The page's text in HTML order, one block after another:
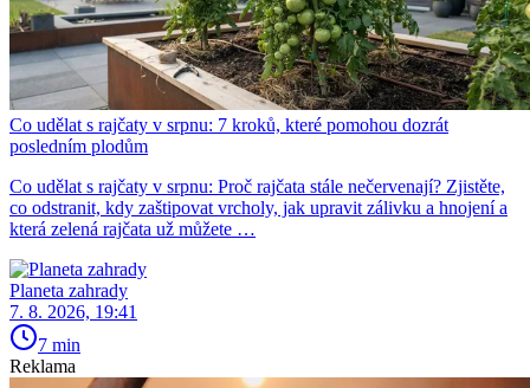
Co udělat s rajčaty v srpnu: 7 kroků, které pomohou dozrát
posledním plodům
Co udělat s rajčaty v srpnu: Proč rajčata stále nečervenají? Zjistěte,
co odstranit, kdy zaštipovat vrcholy, jak upravit zálivku a hnojení a
která zelená rajčata už můžete …
Planeta zahrady
7. 8. 2026, 19:41
7 min
Reklama